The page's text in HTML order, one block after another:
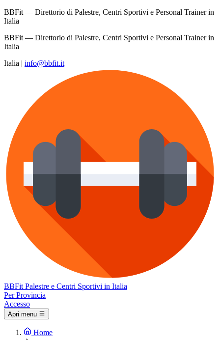
BBFit — Direttorio di Palestre, Centri Sportivi e Personal Trainer in
Italia
BBFit — Direttorio di Palestre, Centri Sportivi e Personal Trainer in
Italia
Italia | info@bbfit.it
BBFit Palestre e Centri Sportivi in Italia
Per Provincia
Accesso
Apri menu
Home